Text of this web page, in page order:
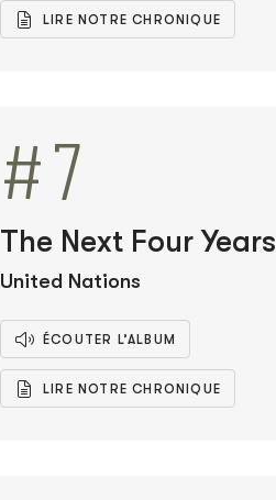
LIRE NOTRE CHRONIQUE
#7
The Next Four Years
United Nations
ÉCOUTER L’ALBUM
LIRE NOTRE CHRONIQUE